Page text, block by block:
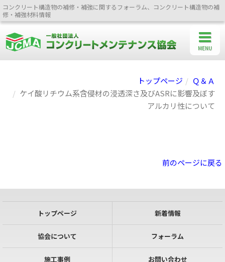
コンクリート構造物の補修・補強に関するフォーラム、コンクリート構造物の補
修・補強材料情報
トップページ
Ｑ＆Ａ
ケイ酸リチウム系含侵材の浸透深さ及びASRに影響及ぼす
アルカリ性について
前のページに戻る
トップページ 新着情報
協会について フォーラム
施工事例 お問い合わせ
MENU